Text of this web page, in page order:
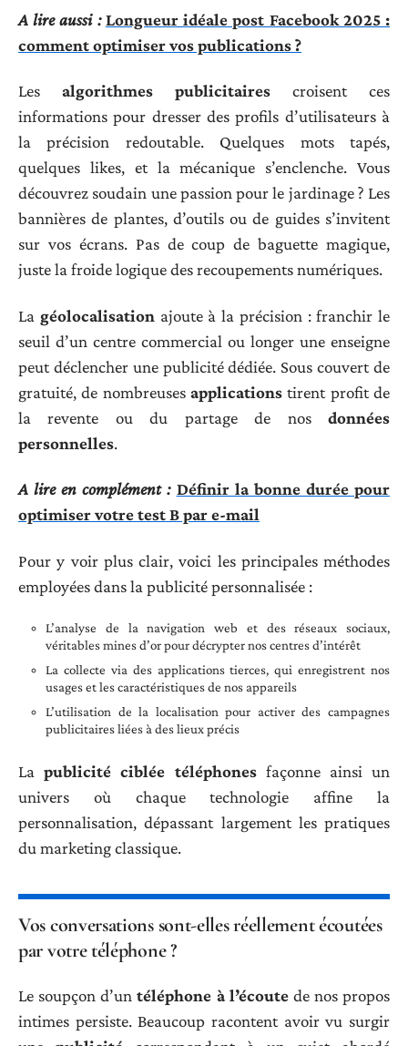
A lire aussi : Longueur idéale post Facebook 2025 :
comment optimiser vos publications ?
Les algorithmes publicitaires croisent ces
informations pour dresser des profils d’utilisateurs à
la précision redoutable. Quelques mots tapés,
quelques likes, et la mécanique s’enclenche. Vous
découvrez soudain une passion pour le jardinage ? Les
bannières de plantes, d’outils ou de guides s’invitent
sur vos écrans. Pas de coup de baguette magique,
juste la froide logique des recoupements numériques.
La géolocalisation ajoute à la précision : franchir le
seuil d’un centre commercial ou longer une enseigne
peut déclencher une publicité dédiée. Sous couvert de
gratuité, de nombreuses applications tirent profit de
la revente ou du partage de nos données
personnelles.
A lire en complément : Définir la bonne durée pour
optimiser votre test B par e-mail
Pour y voir plus clair, voici les principales méthodes
employées dans la publicité personnalisée :
L’analyse de la navigation web et des réseaux sociaux,
véritables mines d’or pour décrypter nos centres d’intérêt
La collecte via des applications tierces, qui enregistrent nos
usages et les caractéristiques de nos appareils
L’utilisation de la localisation pour activer des campagnes
publicitaires liées à des lieux précis
Lapublicité ciblée téléphonesfaçonne ainsi un
univers où chaque technologie affine la
personnalisation, dépassant largement les pratiques
du marketing classique.
Vos conversations sont-elles réellement écoutées
par votre téléphone ?
Le soupçon d’untéléphone à l’écoutede nos propos
intimes persiste. Beaucoup racontent avoir vu surgir